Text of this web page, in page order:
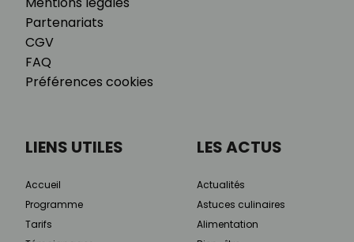
Partenariats
CGV
FAQ
Préférences cookies
LIENS UTILES
Accueil
Programme
Tarifs
LES ACTUS
Actualités
Astuces culinaires
Alimentation